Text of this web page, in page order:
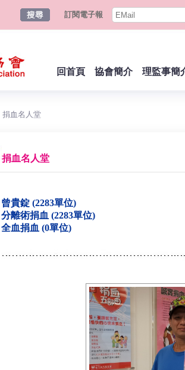
訂閱電子報
回首頁 協會簡介 理監事簡
捐血名人堂
捐血名人堂
曾貴錠 (2283單位)
分離術捐血 (2283單位)
全血捐血 (0單位)